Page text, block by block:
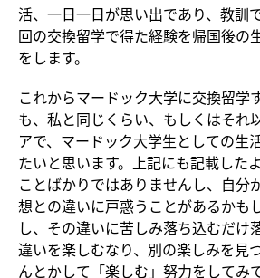
活、一日一日が思い出であり、教訓
回の交換留学で得た経験を帰国後の
をします。
これからマードック大学に交換留学
も、私と同じくらい、もしくはそれ
アで、マードック大学生としての生
たいと思います。上記にも記載した
ことばかりではありませんし、自分
想との違いに戸惑うことがあるかも
し、その違いに苦しみ落ち込むだけ
違いを楽しむなり、別の楽しみを見
んとかして「楽しむ」努力をしてみ